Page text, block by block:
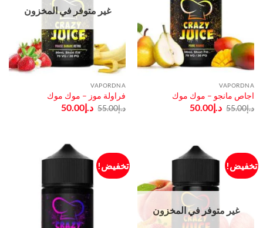
VAPORDNA
اجاص مانجو – موك موك
د.إ55.00 السعر
الأصلي
د.إ50.00السعر
الحالي
غير متوفر في المخزون
VAPORDNA
فراولة موز – موك موك
د.إ55.00 السعر
الأصلي
د.إ50.00السعر
الحالي
تخفيض!
غير متوفر في المخزون
تخفيض!